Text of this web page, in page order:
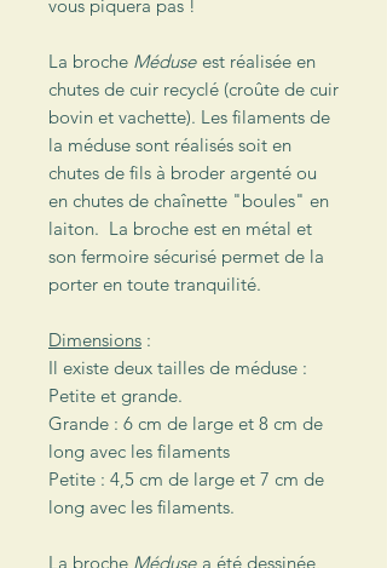
vous piquera pas !
La broche Méduse est réalisée en
chutes de cuir recyclé (croûte de cuir
bovin et vachette). Les filaments de
la méduse sont réalisés soit en
chutes de fils à broder argenté ou
en chutes de chaînette "boules" en
laiton. La broche est en métal et
son fermoire sécurisé permet de la
porter en toute tranquilité.
Dimensions :
Il existe deux tailles de méduse :
Petite et grande.
Grande : 6 cm de large et 8 cm de
long avec les filaments
Petite : 4,5 cm de large et 7 cm de
long avec les filaments.
La broche Méduse a été dessinée,